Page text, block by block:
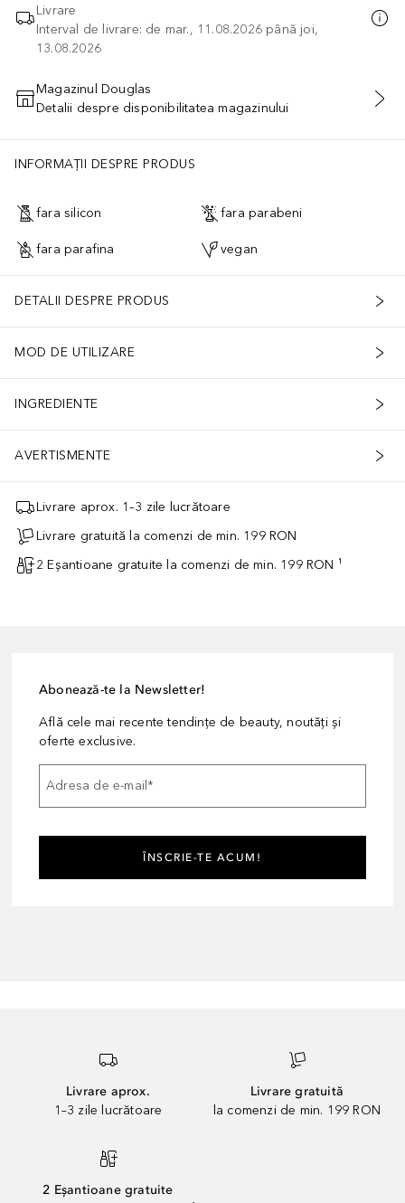
Livrare
Interval de livrare: de mar., 11.08.2026 până joi,
13.08.2026
ADĂUGAȚI ÎN COŞ
Magazinul Douglas
Detalii despre disponibilitatea magazinului
INFORMAȚII DESPRE PRODUS
fara silicon fara parabeni
fara parafina vegan
DETALII DESPRE PRODUS
MOD DE UTILIZARE
INGREDIENTE
AVERTISMENTE
Livrare aprox. 1–3 zile lucrătoare
Livrare gratuită la comenzi de min. 199 RON
2 Eșantioane gratuite la comenzi de min. 199 RON ¹
Abonează-te la Newsletter!
Află cele mai recente tendințe de beauty, noutăți și
oferte exclusive.
Adresa de e-mail*
ÎNSCRIE-TE ACUM!
Livrare aprox.
1–3 zile lucrătoare
Livrare gratuită
la comenzi de min. 199 RON
2 Eșantioane gratuite